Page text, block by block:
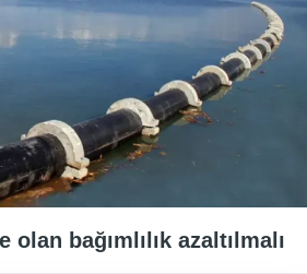
olan bağımlılık azaltılmalı